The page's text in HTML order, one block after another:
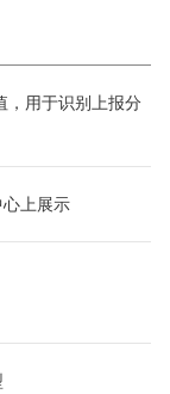
，用于识别上报分
上展示